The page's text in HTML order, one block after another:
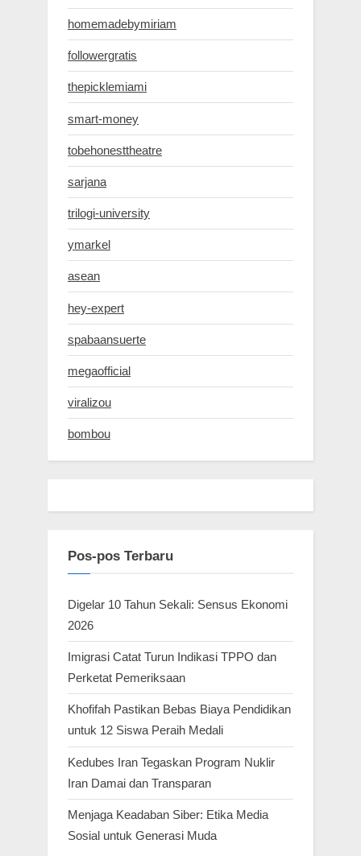
homemadebymiriam
followergratis
thepicklemiami
smart-money
tobehonesttheatre
sarjana
trilogi-university
ymarkel
asean
hey-expert
spabaansuerte
megaofficial
viralizou
bombou
Pos-pos Terbaru
Digelar 10 Tahun Sekali: Sensus Ekonomi
2026
Imigrasi Catat Turun Indikasi TPPO dan
Perketat Pemeriksaan
Khofifah Pastikan Bebas Biaya Pendidikan
untuk 12 Siswa Peraih Medali
Kedubes Iran Tegaskan Program Nuklir
Iran Damai dan Transparan
Menjaga Keadaban Siber: Etika Media
Sosial untuk Generasi Muda